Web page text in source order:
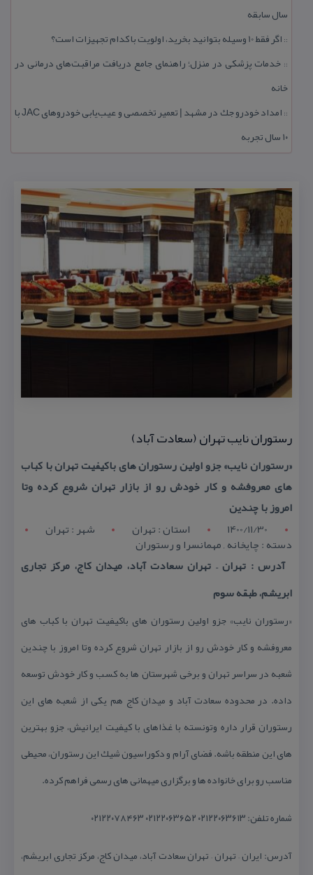
سال سابقه
:: اگر فقط 10 وسیله بتوانید بخرید، اولویت با كدام تجهیزات است؟
:: خدمات پزشكی در منزل؛ راهنمای جامع دریافت مراقبت‌های درمانی در
خانه
::
امداد خودرو جك در مشهد | تعمیر تخصصی و عیب‌یابی خودروهای JAC با
۱۰ سال تجربه
رستوران نایب تهران (سعادت آباد)
«رستوران نایب» جزو اولین رستوران های باكیفیت تهران با كباب
های معروفشه و كار خودش رو از بازار تهران شروع كرده وتا
امروز با چندین
1400/11/30
استان : تهران شهر : تهران
دسته : چایخانه , مهمانسرا و رستوران
آدرس : تهران – تهران سعادت آباد، میدان كاج، مركز تجاری
ابریشم، طبقه سوم
«رستوران نایب» جزو اولین رستوران های باكیفیت تهران با كباب های
معروفشه و كار خودش رو از بازار تهران شروع كرده وتا امروز با چندین
شعبه در سراسر تهران و برخی شهرستان ها به كسب و كار خودش توسعه
داده. در محدوده سعادت آباد و میدان كاج هم یكی از شعبه های این
رستوران قرار داره وتونسته با غذاهای با كیفیت ایرانیش، جزو بهترین
های این منطقه باشه. فضای آرام و دكوراسیون شیك این رستوران، محیطی
مناسب رو برای خانواده ها و برگزاری میهمانی های رسمی فراهم كرده.
شماره تلفن: ۰۲۱۲۲۰۶۳۶۱۳ ۰۲۱۲۲۰۶۳۶۵۲ ۰۲۱۲۲۰۷۸۴۶۳
آدرس: ایران – تهران – تهران سعادت آباد، میدان كاج، مركز تجاری ابریشم،